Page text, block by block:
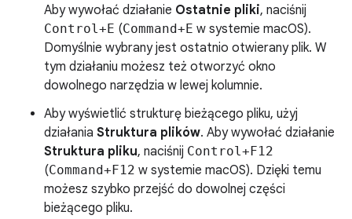
Aby wywołać działanie Ostatnie pliki, naciśnij
Control+E (Command+E w systemie macOS).
Domyślnie wybrany jest ostatnio otwierany plik. W
tym działaniu możesz też otworzyć okno
dowolnego narzędzia w lewej kolumnie.
Aby wyświetlić strukturę bieżącego pliku, użyj
działania Struktura plików. Aby wywołać działanie
Struktura pliku, naciśnij Control+F12
(Command+F12 w systemie macOS). Dzięki temu
możesz szybko przejść do dowolnej części
bieżącego pliku.